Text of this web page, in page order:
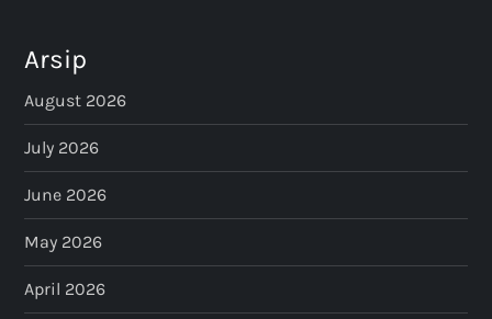
Arsip
August 2026
July 2026
June 2026
May 2026
April 2026